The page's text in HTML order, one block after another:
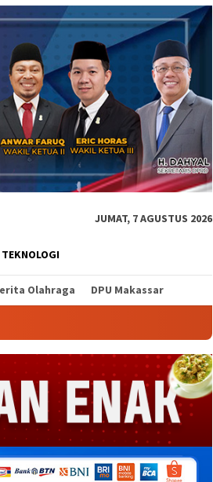
JUMAT, 7 AGUSTUS 2026
TEKNOLOGI
Olahraga DPU Makassar